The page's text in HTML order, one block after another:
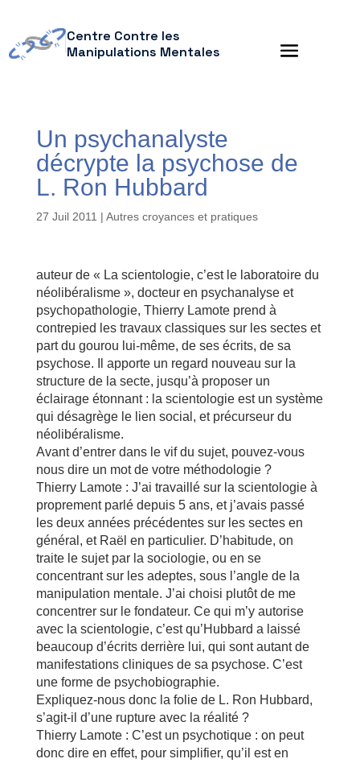
Centre Contre les
Manipulations Mentales
Un psychanalyste
décrypte la psychose de
L. Ron Hubbard
27 Juil 2011 | Autres croyances et pratiques
auteur de « La scientologie, c’est le laboratoire du
néolibéralisme », docteur en psychanalyse et
psychopathologie, Thierry Lamote prend à
contrepied les travaux classiques sur les sectes et
part du gourou lui-même, de ses écrits, de sa
psychose. Il apporte un regard nouveau sur la
structure de la secte, jusqu’à proposer un
éclairage étonnant : la scientologie est un système
qui désagrège le lien social, et précurseur du
néolibéralisme.
Avant d’entrer dans le vif du sujet, pouvez-vous
nous dire un mot de votre méthodologie ?
Thierry Lamote : J’ai travaillé sur la scientologie à
proprement parlé depuis 5 ans, et j’avais passé
les deux années précédentes sur les sectes en
général, et Raël en particulier. D’habitude, on
traite le sujet par la sociologie, ou en se
concentrant sur les adeptes, sous l’angle de la
manipulation mentale. J’ai choisi plutôt de me
concentrer sur le fondateur. Ce qui m’y autorise
avec la scientologie, c’est qu’Hubbard a laissé
beaucoup d’écrits derrière lui, qui sont autant de
manifestations cliniques de sa psychose. C’est
une forme de psychobiographie.
Expliquez-nous donc la folie de L. Ron Hubbard,
s’agit-il d’une rupture avec la réalité ?
Thierry Lamote : C’est un psychotique : on peut
donc dire en effet, pour simplifier, qu’il est en